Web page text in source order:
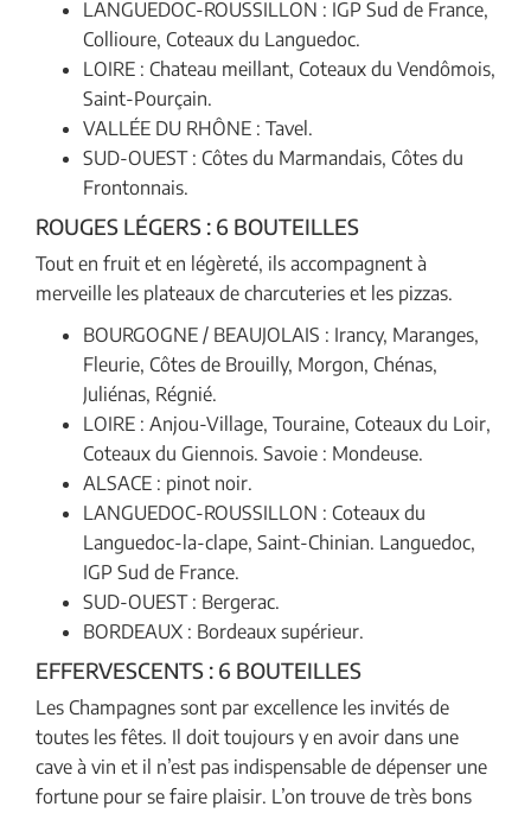
LANGUEDOC-ROUSSILLON : IGP Sud de France,
Collioure, Coteaux du Languedoc.
LOIRE : Chateau meillant, Coteaux du Vendômois,
Saint-Pourçain.
VALLÉE DU RHÔNE : Tavel.
SUD-OUEST : Côtes du Marmandais, Côtes du
Frontonnais.
ROUGES LÉGERS : 6 BOUTEILLES
Tout en fruit et en légèreté, ils accompagnent à
merveille les plateaux de charcuteries et les pizzas.
BOURGOGNE / BEAUJOLAIS : Irancy, Maranges,
Fleurie, Côtes de Brouilly, Morgon, Chénas,
Juliénas, Régnié.
LOIRE : Anjou-Village, Touraine, Coteaux du Loir,
Coteaux du Giennois. Savoie : Mondeuse.
ALSACE : pinot noir.
LANGUEDOC-ROUSSILLON : Coteaux du
Languedoc-la-clape, Saint-Chinian. Languedoc,
IGP Sud de France.
SUD-OUEST : Bergerac.
BORDEAUX : Bordeaux supérieur.
EFFERVESCENTS : 6 BOUTEILLES
Les Champagnes sont par excellence les invités de
toutes les fêtes. Il doit toujours y en avoir dans une
cave à vin et il n’est pas indispensable de dépenser une
fortune pour se faire plaisir. L’on trouve de très bons